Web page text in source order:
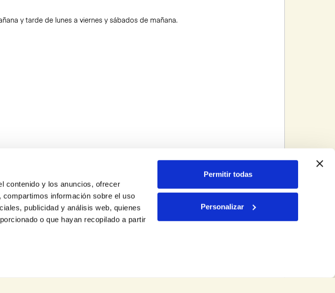
contenido y los anuncios, ofrecer
información sobre el uso
publicidad y análisis web, quienes
o que hayan recopilado a partir
Permitir todas
Personalizar
y tarde de lunes a viernes y sábados de mañana.